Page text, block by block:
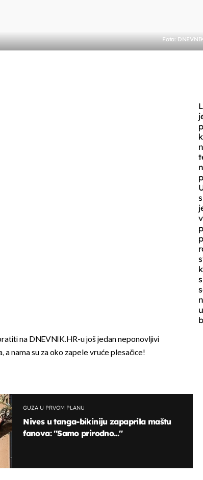
Foto:
u
na DNEVNIK.HR-u još jedan neponovljivi
a nama su za oko zapele vruće plesačice!
GUZA U PRVOM PLANU
Nives u tanga-bikiniju zapaprila maštu
fanova: ''Samo prirodno...''